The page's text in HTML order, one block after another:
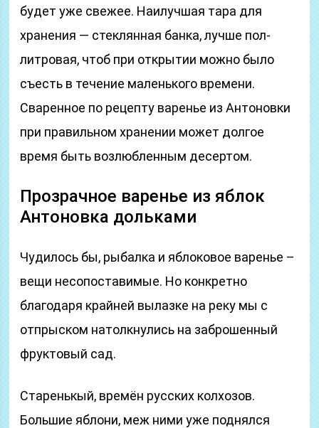
будет уже свежее. Наилучшая тара для
хранения — стеклянная банка, лучше пол-
литровая, чтоб при открытии можно было
съесть в течение маленького времени.
Сваренное по рецепту варенье из Антоновки
при правильном хранении может долгое
время быть возлюбленным десертом.
Прозрачное варенье из яблок
Антоновка дольками
Чудилось бы, рыбалка и яблоковое варенье –
вещи несопоставимые. Но конкретно
благодаря крайней вылазке на реку мы с
отпрыском натолкнулись на заброшенный
фруктовый сад.
Старенькый, времён русских колхозов.
Большие яблони, меж ними уже поднялся